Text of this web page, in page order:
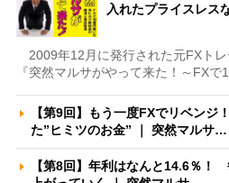
入れたプライスレス
2009年12月に発行された元FXト
『突然マルサがやって来た！～FXで
【第9回】もう一度FXでリベン
た”ヒミツのお金” ｜ 突然マルサ…
【第8回】年利はなんと14.6％！